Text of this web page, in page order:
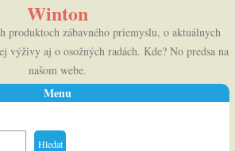
Winton
produktoch zábavného priemyslu, o aktuálnych
výživy aj o osožných radách. Kde? No predsa na
našom webe.
Menu
Skip to content
Hledat